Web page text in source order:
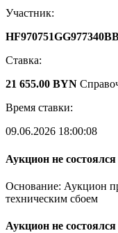
Участник:
Ставка:
21 655.00 BYN
Время ставки:
09.06.2026 18:00:08
Аукцион не состоялся
Основание: Аукцион
техническим сбоем
Аукцион не состоялся